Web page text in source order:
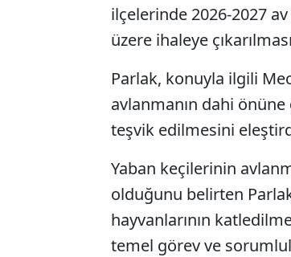
ilçelerinde 2026-2027
üzere ihaleye
Parlak, konuyla ilgili
avlanmanın dahi önüne
teşvik edilmesini
Yaban keçilerinin
olduğunu belirten
hayvanlarının
temel görev ve